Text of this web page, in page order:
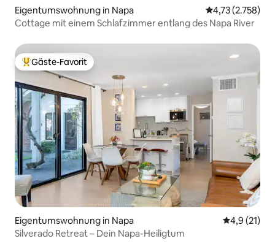
Eigentumswohnung in Napa
4,73 (2.758)
Cottage mit einem Schlafzimmer entlang des Napa River
Beliebter Gäste-Favorit.
Gäste-Favorit
Eigentumswohnung in Napa
4,9 (21)
Silverado Retreat – Dein Napa-Heiligtum